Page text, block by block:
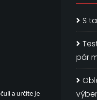
a určite je
S
pár